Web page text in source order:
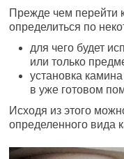
Прежде чем перейти
определиться по
для чего будет
или только
установка
в уже готовом
Исходя из этого
определенного вида